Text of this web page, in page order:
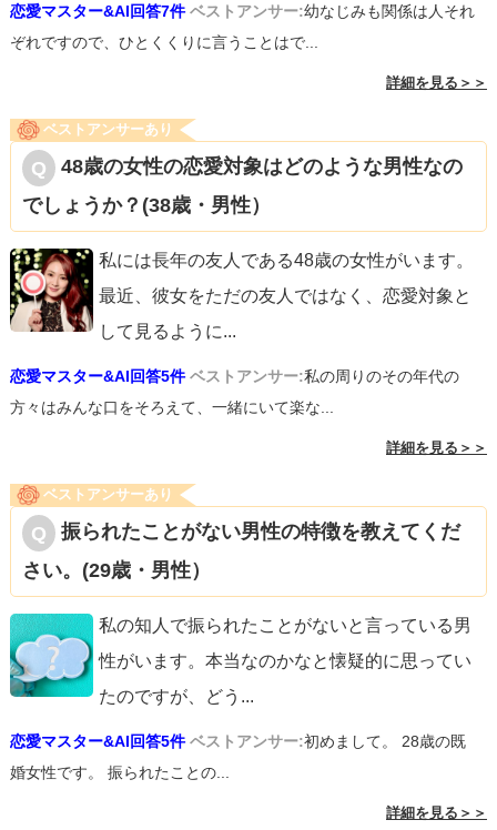
恋愛マスター&AI回答7件 ベストアンサー:幼なじみも関係は人それ
ぞれですので、ひとくくりに言うことはで...
詳細を見る＞＞
ベストアンサーあり
48歳の女性の恋愛対象はどのような男性なの
でしょうか？(38歳・男性）
私には長年の友人である48歳の女性がいます。
最近、彼女をただの友人ではなく、恋愛対象と
して見るように...
恋愛マスター&AI回答5件 ベストアンサー:私の周りのその年代の
方々はみんな口をそろえて、一緒にいて楽な...
詳細を見る＞＞
ベストアンサーあり
振られたことがない男性の特徴を教えてくだ
さい。(29歳・男性）
私の知人で振られたことがないと言っている男
性がいます。本当なのかなと懐疑的に思ってい
たのですが、どう ...
恋愛マスター&AI回答5件 ベストアンサー:初めまして。 28歳の既
婚女性です。 振られたことの...
詳細を見る＞＞